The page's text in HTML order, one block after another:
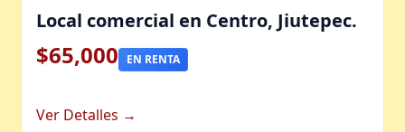
Local comercial en Centro, Jiutepec.
$65,000 EN RENTA
Ver Detalles →